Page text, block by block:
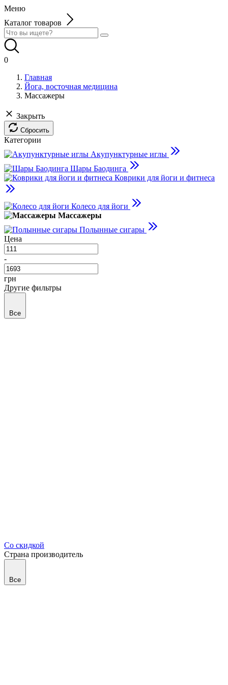
Меню
Каталог товаров
0
Главная
Йога, восточная медицина
Массажеры
Закрыть
Сбросить
Категории
Акупунктурные иглы
Шары Баодинга
Коврики для йоги и фитнеса
Колесо для йоги
Массажеры
Полынные сигары
Цена
-
грн
Другие фильтры
Все
Со скидкой
Страна производитель
Все